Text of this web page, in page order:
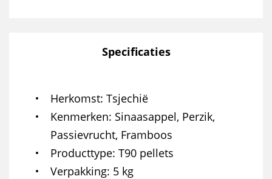
Specificaties
Herkomst Tsjechië
Kenmerken Sinaasappel, Perzik,
Passievrucht, Framboos
Producttype T90 pellets
Verpakking 5 kg